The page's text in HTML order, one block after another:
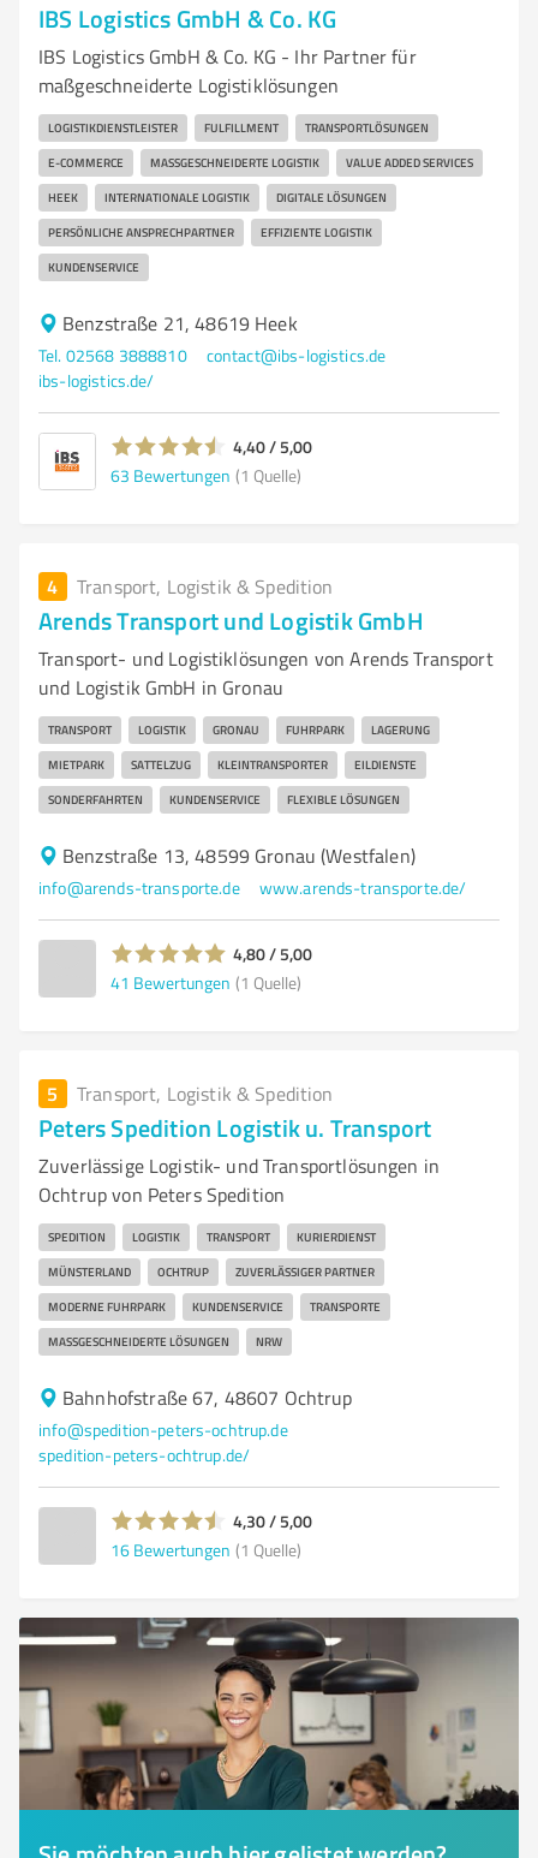
IBS Logistics GmbH & Co. KG
IBS Logistics GmbH & Co. KG - Ihr Partner für
maßgeschneiderte Logistiklösungen
LOGISTIKDIENSTLEISTER FULFILLMENT TRANSPORTLÖSUNGEN
E-COMMERCE MASSGESCHNEIDERTE LOGISTIK VALUE ADDED SERVICES
HEEK INTERNATIONALE LOGISTIK DIGITALE LÖSUNGEN
PERSÖNLICHE ANSPRECHPARTNER EFFIZIENTE LOGISTIK
KUNDENSERVICE
Benzstraße 21, 48619 Heek
Tel. 02568 3888810
contact@ibs-logistics.de
ibs-logistics.de/
4,40 / 5,00
63 Bewertungen (1 Quelle)
4 Transport, Logistik & Spedition
Arends Transport und Logistik GmbH
Transport- und Logistiklösungen von Arends Transport
und Logistik GmbH in Gronau
TRANSPORT LOGISTIK GRONAU FUHRPARK LAGERUNG
MIETPARK SATTELZUG KLEINTRANSPORTER EILDIENSTE
SONDERFAHRTEN KUNDENSERVICE FLEXIBLE LÖSUNGEN
Benzstraße 13, 48599 Gronau (Westfalen)
info@arends-transporte.de www.arends-transporte.de/
4,80 / 5,00
41 Bewertungen (1 Quelle)
5 Transport, Logistik & Spedition
Peters Spedition Logistik u. Transport
Zuverlässige Logistik- und Transportlösungen in
Ochtrup von Peters Spedition
SPEDITION LOGISTIK TRANSPORT KURIERDIENST
MÜNSTERLAND OCHTRUP ZUVERLÄSSIGER PARTNER
MODERNE FUHRPARK KUNDENSERVICE TRANSPORTE
MASSGESCHNEIDERTE LÖSUNGEN NRW
Bahnhofstraße 67, 48607 Ochtrup
info@spedition-peters-ochtrup.de
spedition-peters-ochtrup.de/
4,30 / 5,00
16 Bewertungen (1 Quelle)